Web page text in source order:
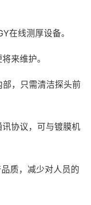
在线测厚设备。
来维护。
，只需清洁探头前
协议，可与镀膜机
质，减少对人员的